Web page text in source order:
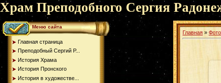
Храм Преподобного Сергия
Меню сайта
Главная страница
Преподобный Сергий Р...
История Храма
История Пронского
История в художестве...
Главная »